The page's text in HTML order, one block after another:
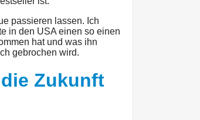
passieren lassen. Ich
in den USA einen so einen
hat und was ihn
gebrochen wird.
Zukunft